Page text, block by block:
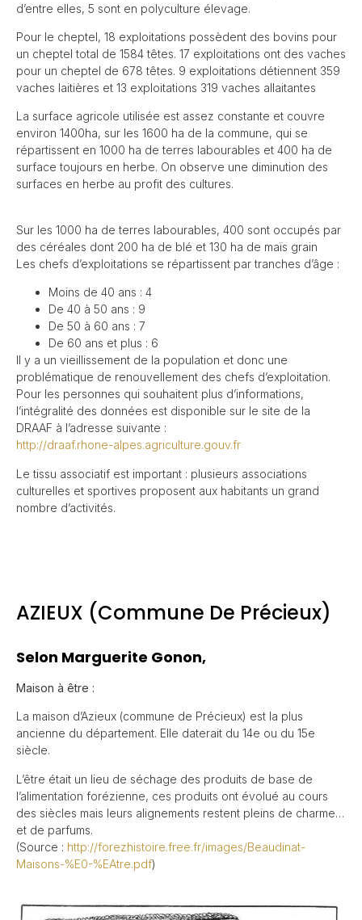
d’entre elles, 5 sont en polyculture élevage.
Pour le cheptel, 18 exploitations possèdent des bovins pour
un cheptel total de 1584 têtes. 17 exploitations ont des vaches
pour un cheptel de 678 têtes. 9 exploitations détiennent 359
vaches laitières et 13 exploitations 319 vaches allaitantes
La surface agricole utilisée est assez constante et couvre
environ 1400ha, sur les 1600 ha de la commune, qui se
répartissent en 1000 ha de terres labourables et 400 ha de
surface toujours en herbe. On observe une diminution des
surfaces en herbe au profit des cultures.
Sur les 1000 ha de terres labourables, 400 sont occupés par
des céréales dont 200 ha de blé et 130 ha de maïs grain
Les chefs d’exploitations se répartissent par tranches d’âge :
Moins de 40 ans : 4
De 40 à 50 ans : 9
De 50 à 60 ans : 7
De 60 ans et plus : 6
Il y a un vieillissement de la population et donc une
problématique de renouvellement des chefs d’exploitation.
Pour les personnes qui souhaitent plus d’informations,
l’intégralité des données est disponible sur le site de la
DRAAF à l’adresse suivante :
http://draaf.rhone-alpes.agriculture.gouv.fr
Le tissu associatif est important : plusieurs associations
culturelles et sportives proposent aux habitants un grand
nombre d’activités.
AZIEUX (commune De Précieux)
Selon Marguerite Gonon,
Maison à être :
La maison d’Azieux (commune de Précieux) est la plus
ancienne du département. Elle daterait du 14e ou du 15e
siècle.
L’être était un lieu de séchage des produits de base de
l’alimentation forézienne, ces produits ont évolué au cours
des siècles mais leurs alignements restent pleins de charme…
et de parfums.
(Source : http://forezhistoire.free.fr/images/Beaudinat-
Maisons-%E0-%EAtre.pdf)